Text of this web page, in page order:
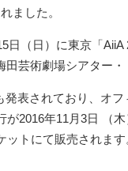
ました。
日（日）に東京「
田芸術劇場シアター
表されており、オフ
2016年11月3日 （
ットにて販売されま